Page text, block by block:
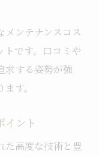
メンテナンスコス
トです。口コミや
求する姿勢が強
す。
イント
た高度な技術と豊